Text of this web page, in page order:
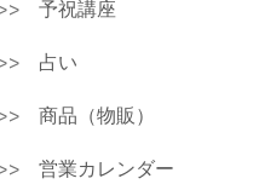
予祝講座
占い
商品（物販）
営業カレンダー